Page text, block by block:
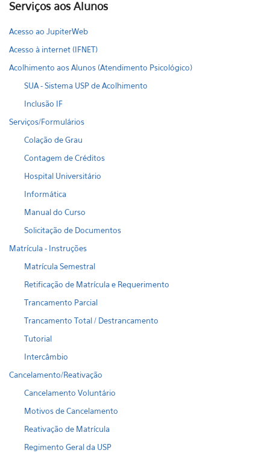
Serviços aos Alunos
Acesso ao JupiterWeb
Acesso à internet (IFNET)
Acolhimento aos Alunos (Atendimento Psicológico)
SUA - Sistema USP de Acolhimento
Inclusão IF
Serviços/Formulários
Colação de Grau
Contagem de Créditos
Hospital Universitário
Informática
Manual do Curso
Solicitação de Documentos
Matrícula - Instruções
Matrícula Semestral
Retificação de Matrícula e Requerimento
Trancamento Parcial
Trancamento Total / Destrancamento
Tutorial
Intercâmbio
Cancelamento/Reativação
Cancelamento Voluntário
Motivos de Cancelamento
Reativação de Matrícula
Regimento Geral da USP